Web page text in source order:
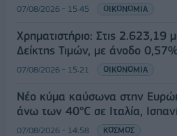
07/08/2026 - 15:45 ΟΙΚΟΝΟΜΙΑ
Χρηματιστήριο: Στις 2.623,19
Δείκτης Τιμών, με άνοδο
07/08/2026 - 15:21 ΟΙΚΟΝΟΜΙΑ
Νέο κύμα καύσωνα στην
άνω των 40°C σε Ιταλία,
07/08/2026 - 14:58 ΚΟΣΜΟΣ